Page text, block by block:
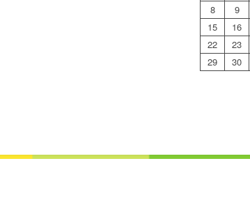
8
9
15
16
22
23
29
30